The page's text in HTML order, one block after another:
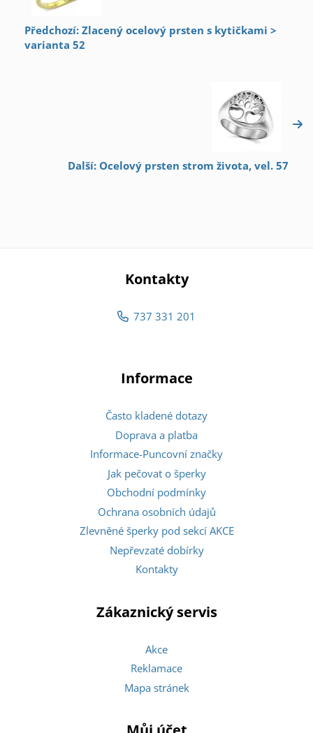
Předchozí: Zlacený ocelový prsten s kytičkami >
varianta 52
Další: Ocelový prsten strom života, vel. 57
Kontakty
737 331 201
Informace
Často kladené dotazy
Doprava a platba
Informace-Puncovní značky
Jak pečovat o šperky
Obchodní podmínky
Ochrana osobních údajů
Zlevněné šperky pod sekcí AKCE
Nepřevzaté dobírky
Kontakty
Zákaznický servis
Akce
Reklamace
Mapa stránek